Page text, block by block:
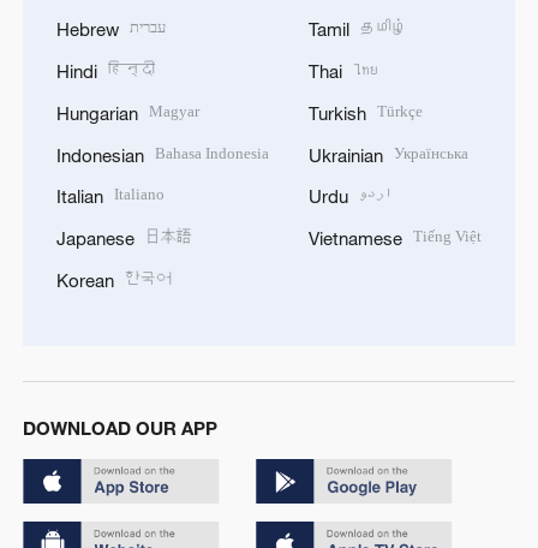
Hebrew עברית
Hindi हिन्दी
Hungarian Magyar
Indonesian Bahasa Indonesia
Italian Italiano
Japanese 日本語
Korean 한국어
Tamil தமிழ்
Thai ไทย
Turkish Türkçe
Ukrainian Українська
Urdu اردو
Vietnamese Tiếng Việt
DOWNLOAD OUR APP